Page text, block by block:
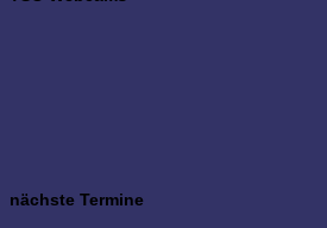
nächste Termine